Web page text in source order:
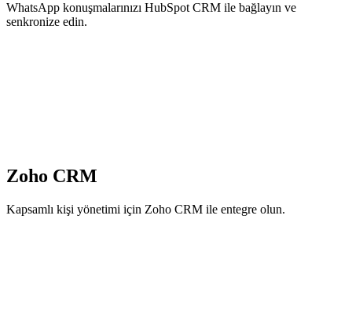
WhatsApp konuşmalarınızı HubSpot CRM ile bağlayın ve
senkronize edin.
Zoho CRM
Kapsamlı kişi yönetimi için Zoho CRM ile entegre olun.